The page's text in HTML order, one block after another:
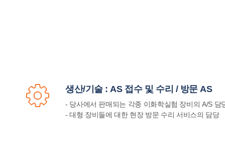
생산/기술 : AS 접수 및 수리 / 방문 AS
- 당사에서 판매되는 각종 이화학실험 장비의 A/S 담
- 대형 장비들에 대한 현장 방문 수리 서비스의 담당